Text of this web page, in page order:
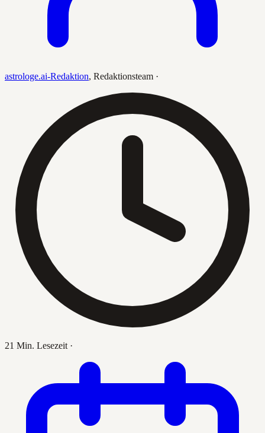
astrologe.ai-Redaktion, Redaktionsteam ·
21 Min. Lesezeit ·